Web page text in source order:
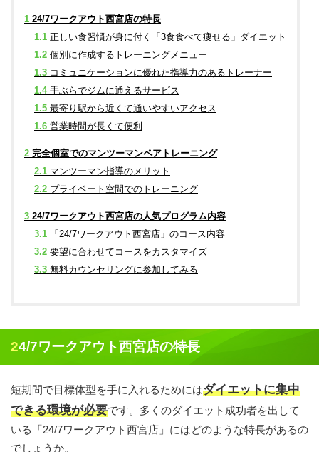
1 24/7ワークアウト西宮店の特長
1.1 正しい食習慣が身に付く「3食食べて痩せる」ダイエット
1.2 個別に作成するトレーニングメニュー
1.3 コミュニケーションに優れた指導力のあるトレーナー
1.4手ぶらでジムに通えるサービス
1.5 最寄り駅から近くて通いやすいアクセス
1.6 営業時間が長くて便利
2 完全個室でのマンツーマンペアトレーニング
2.1 マンツーマン指導のメリット
2.2 プライベート空間でのトレーニング
3 24/7ワークアウト西宮店の人気プログラム内容
3.1 「24/7ワークアウト西宮店」のコース内容
3.2 要望に合わせてコースをカスタマイズ
3.3 無料カウンセリングに参加してみる
24/7ワークアウト西宮店の特長
短期間で目標体型を手に入れるためにはダイエットに集中
できる環境が必要です。多くのダイエット成功者を出して
いる「24/7ワークアウト西宮店」にはどのような特長があるの
でしょうか。